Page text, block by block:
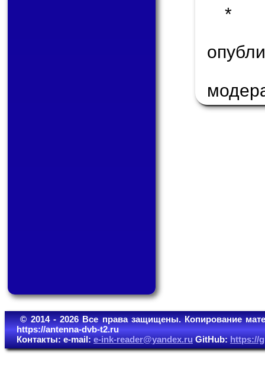
*
© 2014 - 2026 Все права защищены. Копирование
https://antenna-dvb-t2.ru
Контакты: e-mail:e-ink-reader@yandex.ruGitHub:https://